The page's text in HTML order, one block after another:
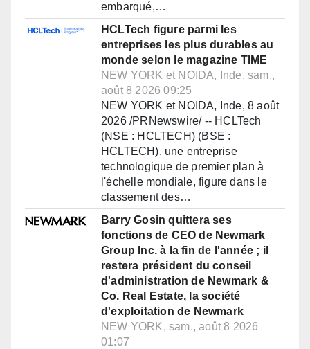
embarqué,…
HCLTech figure parmi les
entreprises les plus durables au
monde selon le magazine TIME
NEW YORK et NOIDA, Inde, sam.,
août 8 2026 09:25
NEW YORK et NOIDA, Inde, 8 août
2026 /PRNewswire/ -- HCLTech
(NSE : HCLTECH) (BSE :
HCLTECH), une entreprise
technologique de premier plan à
l'échelle mondiale, figure dans le
classement des…
Barry Gosin quittera ses
fonctions de CEO de Newmark
Group Inc. à la fin de l'année ; il
restera président du conseil
d'administration de Newmark &
Co. Real Estate, la société
d'exploitation de Newmark
NEW YORK, sam., août 8 2026
01:07